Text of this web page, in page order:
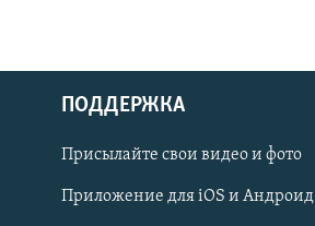
Українською
Qırımtatar
ПОДДЕРЖКА
Присылайте свои видео и фото
Приложение для iOS и Андроид